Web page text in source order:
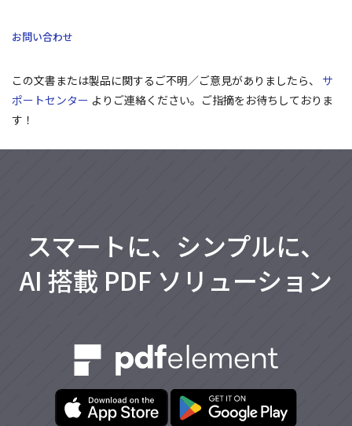
お問い合わせ
この文書または製品に関するご不明／ご意見がありましたら、 サ
ポートセンター よりご連絡ください。ご指摘をお待ちしておりま
す！
スマートに、シンプルに、
AI 搭載 PDF ソリューション